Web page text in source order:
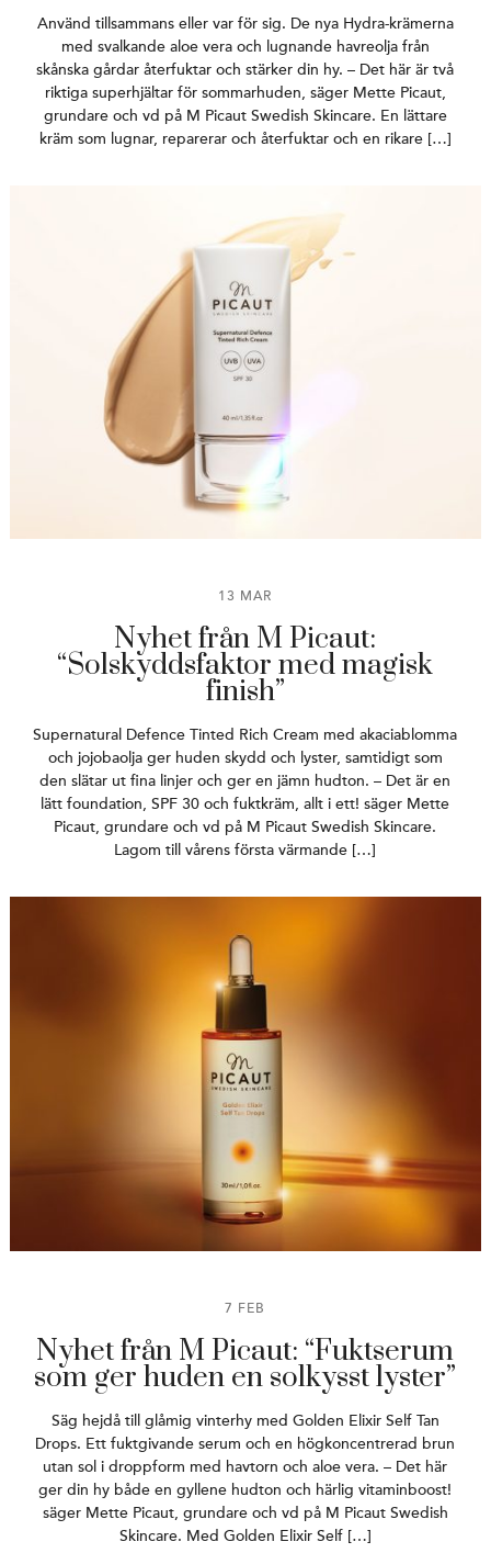
Använd tillsammans eller var för sig. De nya Hydra-krämerna
med svalkande aloe vera och lugnande havreolja från
skånska gårdar återfuktar och stärker din hy. – Det här är två
riktiga superhjältar för sommarhuden, säger Mette Picaut,
grundare och vd på M Picaut Swedish Skincare. En lättare
kräm som lugnar, reparerar och återfuktar och en rikare […]
13 MAR
Nyhet från M Picaut:
“Solskyddsfaktor med magisk
finish”
Supernatural Defence Tinted Rich Cream med akaciablomma
och jojobaolja ger huden skydd och lyster, samtidigt som
den slätar ut fina linjer och ger en jämn hudton. – Det är en
lätt foundation, SPF 30 och fuktkräm, allt i ett! säger Mette
Picaut, grundare och vd på M Picaut Swedish Skincare.
Lagom till vårens första värmande […]
7 FEB
Nyhet från M Picaut: “Fuktserum
som ger huden en solkysst lyster”
Säg hejdå till glåmig vinterhy med Golden Elixir Self Tan
Drops. Ett fuktgivande serum och en högkoncentrerad brun
utan sol i droppform med havtorn och aloe vera. – Det här
ger din hy både en gyllene hudton och härlig vitaminboost!
säger Mette Picaut, grundare och vd på M Picaut Swedish
Skincare. Med Golden Elixir Self […]